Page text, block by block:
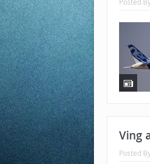
Posted
Ving
Posted